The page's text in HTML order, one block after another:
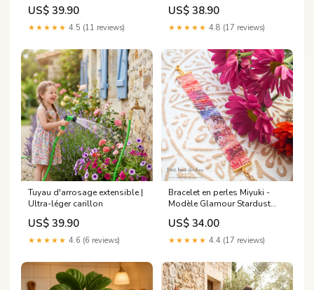
US$ 39.90
★★★★★ 4.5 (11 reviews)
US$ 38.90
★★★★★ 4.8 (17 reviews)
Tuyau d'arrosage extensible |
Ultra-léger carillon
US$ 39.90
★★★★★ 4.6 (6 reviews)
Bracelet en perles Miyuki -
Modèle Glamour Stardust
delica bead pattern
US$ 34.00
★★★★★ 4.4 (17 reviews)